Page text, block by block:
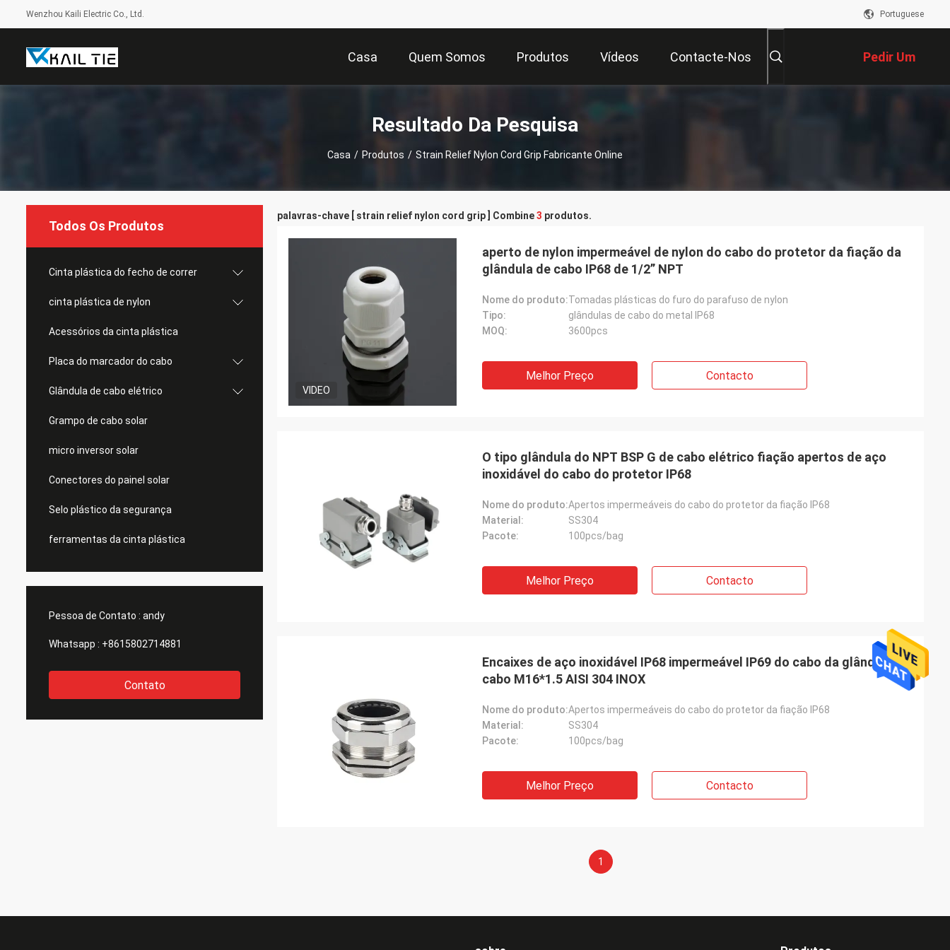
Wenzhou Kaili Electric Co., Ltd. Portuguese
Casa Quem Somos Produtos Vídeos Contacte-Nos Pedir Um
Orçamento
Resultado Da Pesquisa
Casa / Produtos / Strain Relief Nylon Cord Grip Fabricante Online
Todos Os Produtos
Cinta plástica do fecho de correr
cinta plástica de nylon
Acessórios da cinta plástica
Placa do marcador do cabo
Glândula de cabo elétrico
Grampo de cabo solar
micro inversor solar
Conectores do painel solar
Selo plástico da segurança
ferramentas da cinta plástica
Pessoa de Contato : andy
Whatsapp : +8615802714881
Contato
palavras-chave [ strain relief nylon cord grip ] Combine3 produtos.
VIDEO
aperto de nylon impermeável de nylon do cabo do protetor da fiação da
glândula de cabo IP68 de 1/2” NPT
Nome do produto:Tomadas plásticas do furo do parafuso de nylon
Tipo:
glândulas de cabo do metal IP68
MOQ:
3600pcs
Melhor Preço Contacto
O tipo glândula do NPT BSP G de cabo elétrico fiação apertos de aço
inoxidável do cabo do protetor IP68
Nome do produto:Apertos impermeáveis do cabo do protetor da fiação IP68
Material:
SS304
Pacote:
100pcs/bag
Melhor Preço Contacto
Encaixes de aço inoxidável IP68 impermeável IP69 do cabo da glândula de
cabo M16*1.5 AISI 304 INOX
Nome do produto:Apertos impermeáveis do cabo do protetor da fiação IP68
Material:
SS304
Pacote:
100pcs/bag
Melhor Preço Contacto
1